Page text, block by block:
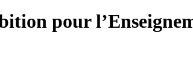
pour